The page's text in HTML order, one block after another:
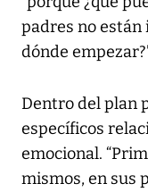
padres no están
dónde
Dentro del plan
específicos
emocional.
mismos, en sus